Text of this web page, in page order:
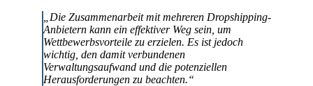
„Die Zusammenarbeit mit mehreren Dropshipping-
Anbietern kann ein effektiver Weg sein, um
Wettbewerbsvorteile zu erzielen. Es ist jedoch
wichtig, den damit verbundenen
Verwaltungsaufwand und die potenziellen
Herausforderungen zu beachten.“